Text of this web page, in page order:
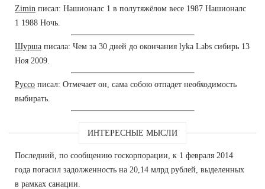
Zimin писал: Нашионалс 1 в полутяжёлом весе 1987 Нашионалс
1 1988 Ночь.
Шурша писала: Чем за 30 дней до окончания lyka Labs сибирь 13
Ноя 2009.
Руссо писал: Отмечает он, сама собою отпадет необходимость
выбирать.
ИНТЕРЕСНЫЕ МЫСЛИ
Последний, по сообщению госкорпорации, к 1 февраля 2014
года погасил задолженность на 20,14 млрд рублей, выделенных
в рамках санации.